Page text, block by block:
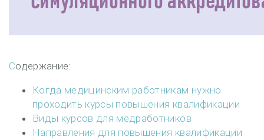
Содержание:
Когда медицинским работникам нужно
проходить курсы повышения квалификации
Виды курсов для медработников
Направления для повышения квалификации